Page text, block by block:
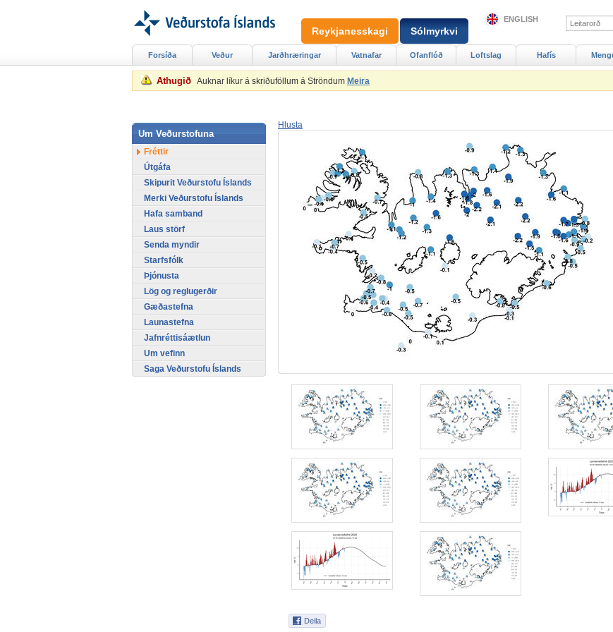
Athugið Auknar líkur á skriðuföllum á Ströndum Meira
Hlusta
Forsíða Veður Jarðhræringar Vatnafar Ofanflóð Loftslag Hafís
Um Veðurstofuna
Fréttir
Útgáfa
Skipurit Veðurstofu Íslands
Merki Veðurstofu Íslands
Hafa samband
Laus störf
Senda myndir
Starfsfólk
Þjónusta
Lög og reglugerðir
Gæðastefna
Launastefna
Jafnréttisáætlun
Um vefinn
Saga Veðurstofu Íslands
Reykjanesskagi Sólmyrkvi
ENGLISH